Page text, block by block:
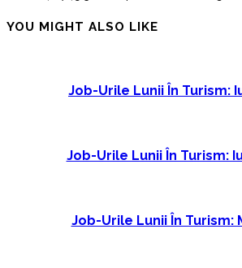
YOU MIGHT ALSO LIKE
Job-Urile Lunii În Turism:
Job-Urile Lunii În Turism:
Job-Urile Lunii În Turism: